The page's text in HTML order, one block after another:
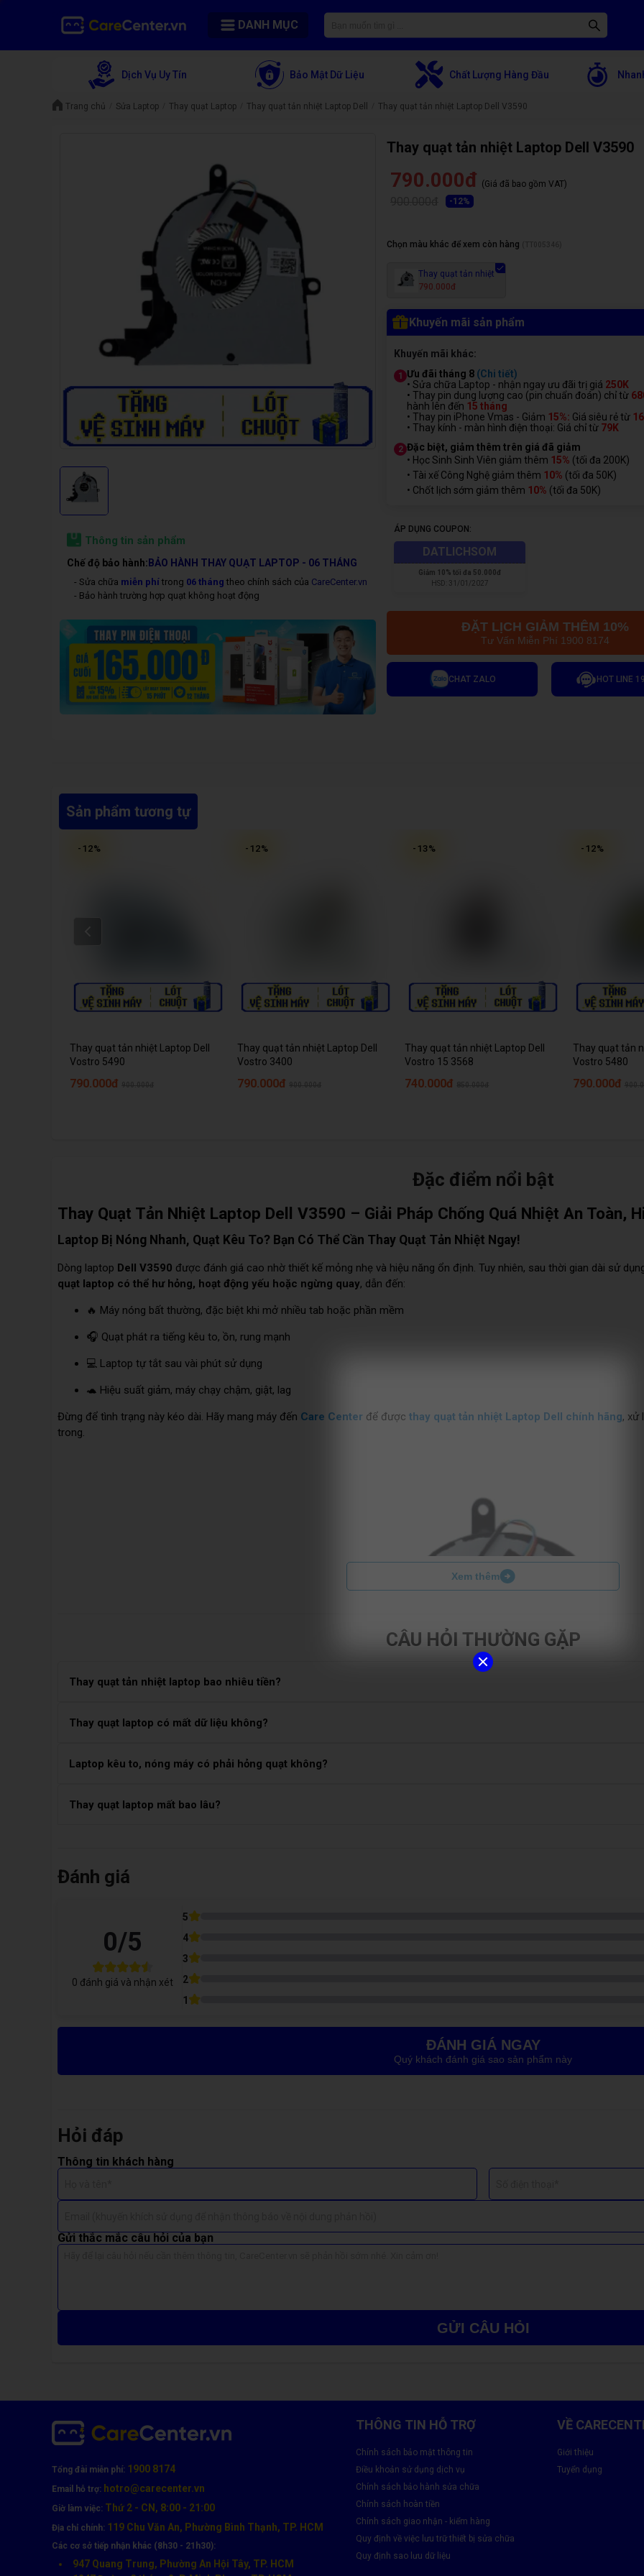
DANH MỤC
Dịch Vụ Uy Tín Bảo Mật Dữ Liệu Chất Lượng Hàng Đầu
Trang chủ Sửa Laptop Thay quạt Laptop Thay quạt tản nhiệt Laptop Dell Thay quạt tản nhiệt Laptop Dell V3590
Thông tin sản phẩm
Chế độ bảo hành: BẢO HÀNH THAY QUẠT LAPTOP - 06 THÁNG
- Sửa chữa miễn phí trong 06 tháng theo chính sách của CareCenter.vn
- Bảo hành trường hợp quạt không hoạt động
Thay quạt tản nhiệt Laptop Dell V3590
790.000đ (Giá đã bao gồm VAT)
-12%
Chọn màu khác để xem còn hàng
Thay quạt tản nhiệt
790.000đ
Khuyến mãi sản phẩm
Khuyến mãi khác:
1 Ưu đãi tháng 8 (Chi tiết)
• Sửa chữa Laptop - nhận ngay ưu đãi trị giá 250K
• Thay pin dung lượng cao (pin chuẩn đoán) chỉ từ
hành lên đến 15 tháng
• Thay pin iPhone Vmas - Giảm 15%: Giá siêu rẻ từ
• Thay kính - màn hình điện thoại: Giá chỉ từ 79K
2 Đặc biệt, giảm thêm trên giá đã giảm
• Học Sinh Sinh Viên giảm thêm 15% (tối đa 200K)
• Tài xế Công Nghệ giảm thêm 10% (tối đa 50K)
• Chốt lịch sớm giảm thêm 10% (tối đa 50K)
ÁP DỤNG COUPON:
DATLICHSOM
Giảm 10% tối đa 50.000đ
HSD:
31/01/2027
ĐẶT LỊCH GIẢM THÊM 10%
Tư Vấn Miễn Phí 1900 8174
CHAT ZALO HOT LINE
Sản phẩm tương tự
- 12%
Thay quạt tản nhiệt Laptop Dell
Vostro 5490
790.000đ
- 12%
Thay quạt tản nhiệt Laptop Dell
Vostro 3400
790.000đ
- 13%
Thay quạt tản nhiệt Laptop Dell
Vostro 15 3568
740.000đ
- 12%
Thay quạt tản
Vostro 5480
790.000đ
Đặc điểm nổi bật
Thay Quạt Tản Nhiệt Laptop Dell V3590 – Giải Pháp Chống Quá Nhiệt An Toàn,
Laptop Bị Nóng Nhanh, Quạt Kêu To? Bạn Có Thể Cần Thay Quạt Tản Nhiệt Ngay!
Dòng laptop Dell V3590 được đánh giá cao nhờ thiết kế mỏng nhẹ và hiệu năng ổn định. Tuy nhiên, sau thời gian dài sử
quạt laptop có thể hư hỏng, hoạt động yếu hoặc ngừng quay, dẫn đến:
🔥 Máy nóng bất thường, đặc biệt khi mở nhiều tab hoặc phần mềm
🎧 Quạt phát ra tiếng kêu to, ồn, rung mạnh
💻 Laptop tự tắt sau vài phút sử dụng
🐢 Hiệu suất giảm, máy chạy chậm, giật, lag
Đừng để tình trạng này kéo dài. Hãy mang máy đến Care Center để được thay quạt tản nhiệt Laptop Dell chính hãng, xử
trong.
Bảng Giá Thay Quạt Laptop Tại Care Center
Lưu ý: Giá thực tế phụ thuộc vào tình trạng, chương trình khuyến mãi cụ thể. Vui lòng liên hệ Care Center để được báo giá
Khi Nào Cần Thay Quạt Tản Nhiệt Dell V3590?
Kiểm tra bằng phần mềm thấy tốc độ quạt thấp bất thường
Vệ sinh vẫn không khắc phục được tình trạng nhiệt cao
Mẹo Bảo Quản Quạt Tản Nhiệt Laptop Hiệu Quả
Tránh sử dụng laptop trên gối, đệm, bề mặt không thoát nhiệt
Xem thêm
CÂU HỎI THƯỜNG GẶP
Thay quạt tản nhiệt laptop bao nhiêu tiền?
Chi phí thay quạt tản nhiệt laptop dao động từ 500.000đ – 2.000.000đ, tùy theo dòng máy và loại quạt (zin hãng hay linh
giá thay cao hơn do kết cấu phức tạp. Gọi 1900 8174 để được báo giá nhanh và chính xác.
Thay quạt laptop có mất dữ liệu không?
Không. Quạt tản nhiệt là linh kiện phần cứng độc lập, không liên quan đến ổ cứng hay dữ liệu. Thay quạt không làm mất
trường hợp.
Laptop kêu to, nóng máy có phải hỏng quạt không?
Rất có thể. Khi quạt bị khô dầu, bám bụi, gãy cánh hoặc hỏng mô tơ, máy sẽ kêu to, tỏa nhiệt nhiều và hoạt động chậm.
tránh ảnh hưởng đến CPU và mainboard.
Thay quạt laptop mất bao lâu?
Đánh giá
0/5
0 đánh giá và nhận xét
5
4
3
2
1
ĐÁNH GIÁ NGAY
Quý khách đánh giá sao sản phẩm này
Hỏi đáp
Thông tin khách hàng
Gửi thắc mắc câu hỏi của bạn
GỬI CÂU HỎI
Tổng đài miễn phí: 1900 8174
Email hỗ trợ: hotro@carecenter.vn
Giờ làm việc: Thứ 2 - CN, 8:00 - 21:00
Địa chỉ chính: 119 Chu Văn An, Phường Bình Thạnh, TP. HCM
Các cơ sở tiếp nhận khác (8h30 - 21h30):
947 Quang Trung, Phường An Hội Tây, TP. HCM
THÔNG TIN HỖ TRỢ
Chính sách bảo mật thông tin
Điều khoản sử dụng dịch vụ
Chính sách bảo hành sửa chữa
Chính sách hoàn tiền
Chính sách giao nhận - kiểm hàng
Quy định về việc lưu trữ thiết bị sửa chữa
Quy định sao lưu dữ liệu
VỀ
Giới thiệu
Tuyển dụng